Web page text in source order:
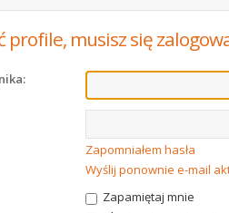
profile, musisz się
Zapomniałem hasła
Wyślij ponownie e-mail
Zapamiętaj mnie